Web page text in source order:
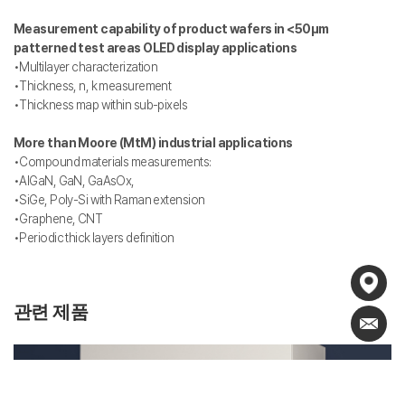
Measurement capability of product wafers in <50μm
patterned test areas OLED display applications
•Multilayer characterization
•Thickness, n, k measurement
•Thickness map within sub-pixels
More than Moore (MtM) industrial applications
•Compound materials measurements:
•AlGaN, GaN, GaAsOx,
•SiGe, Poly-Si with Raman extension
•Graphene, CNT
•Periodic thick layers definition